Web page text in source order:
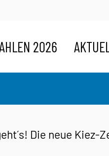
2026
Die neue Kiez-